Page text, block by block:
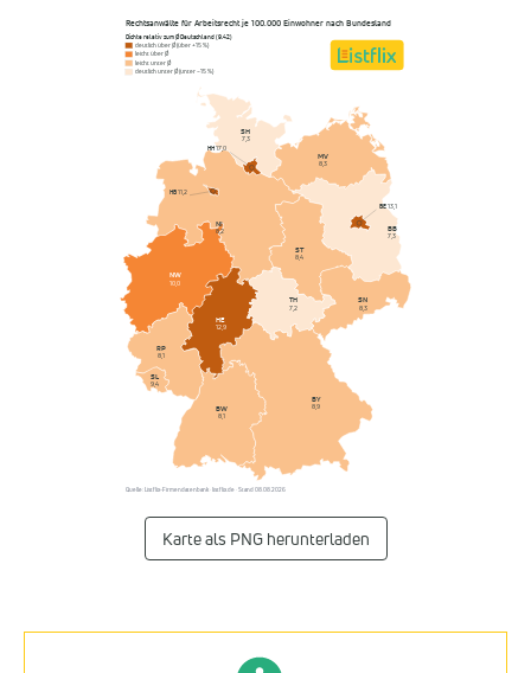
Rechtsanwälte für Arbeitsrecht je 100.000 Einwohner nach Bundesland
Dichte relativ zum Ø Deutschland (9,42)
deutlich über Ø (über +15 %)
leicht über Ø
leicht unter Ø
deutlich unter Ø (unter −15 %)
BW
8,1
BY
8,9
BB
7,3
HE
12,9
MV
8,3
NI
8,2
NW
10,0
RP
8,1
SL
9,4
ST
8,4
SN
8,3
SH
7,3
TH
7,2
BE13,1
HB11,2
HH17,0
Quelle: Listflix-Firmendatenbank · listflix.de · Stand 08.08.2026
Karte als PNG herunterladen